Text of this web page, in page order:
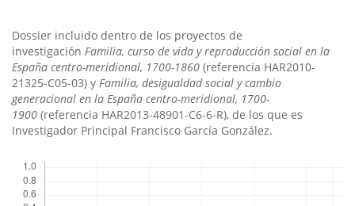
Dossier incluido dentro de los proyectos de
investigación Familia, curso de vida y reproducción social en la
España centro-meridional, 1700-1860 (referencia HAR2010-
21325-C05-03) y Familia, desigualdad social y cambio
generacional en la España centro-meridional, 1700-
1900 (referencia HAR2013-48901-C6-6-R), de los que es
Investigador Principal Francisco Garcí­a González.